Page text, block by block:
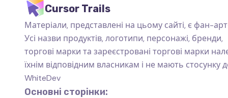
Cursor Trails
Матеріали, представлені на цьому сайті, є фан-
Усі назви продуктів, логотипи, персонажі, бренди,
торгові марки та зареєстровані торгові марки
їхнім відповідним власникам і не мають стосунку
WhiteDev
Основні сторінки: